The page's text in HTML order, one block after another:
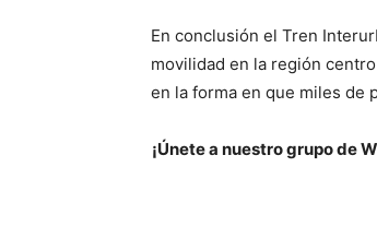
En conclusión el Tren
movilidad en la región
en la forma en que miles de
¡Únete a nuestro grupo de